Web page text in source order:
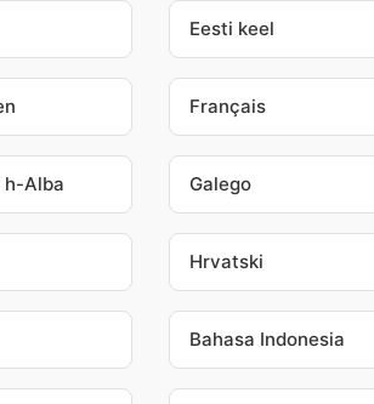
Eesti keel
Français
h-Alba Galego
Hrvatski
Bahasa Indonesia